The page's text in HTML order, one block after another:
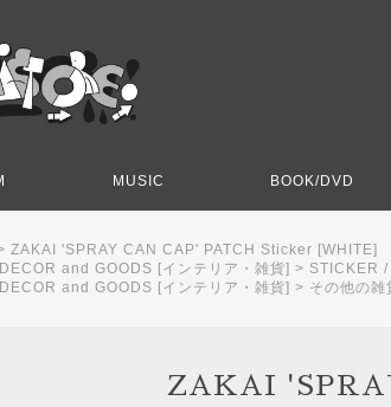
MUSIC BOOK/DVD
ZAKAI 'SPRAY CAN CAP' PATCH Sticker [WHITE]
and GOODS [インテリア・雑貨] > STICKER
and GOODS [インテリア・雑貨] > その他の雑
ZAKAI